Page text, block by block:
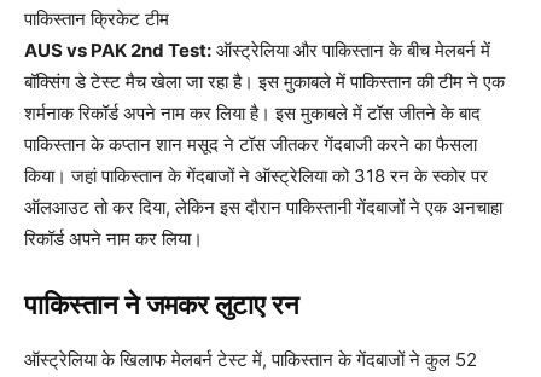
पाकिस्तान क्रिकेट टीम
AUS vs PAK 2nd Test: ऑस्ट्रेलिया और पाकिस्तान के बीच मेलबर्न में
बॉक्सिंग डे टेस्ट मैच खेला जा रहा है। इस मुकाबले में पाकिस्तान की टीम ने एक
शर्मनाक रिकॉर्ड अपने नाम कर लिया है। इस मुकाबले में टॉस जीतने के बाद
पाकिस्तान के कप्तान शान मसूद ने टॉस जीतकर गेंदबाजी करने का फैसला
किया। जहां पाकिस्तान के गेंदबाजों ने ऑस्ट्रेलिया को 318 रन के स्कोर पर
ऑलआउट तो कर दिया, लेकिन इस दौरान पाकिस्तानी गेंदबाजों ने एक अनचाहा
रिकॉर्ड अपने नाम कर लिया।
पाकिस्तान ने जमकर लुटाए रन
ऑस्ट्रेलिया के खिलाफ मेलबर्न टेस्ट में, पाकिस्तान के गेंदबाजों ने कुल 52